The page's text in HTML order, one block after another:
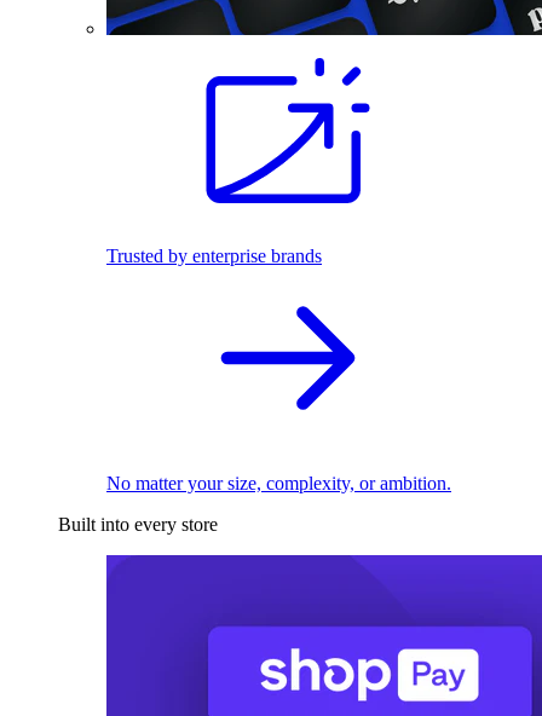
Trusted by enterprise brands
No matter your size, complexity, or ambition.
Built into every store